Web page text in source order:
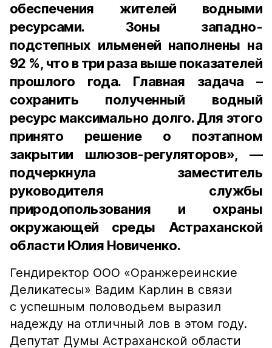
обеспечения жителей водными
ресурсами. Зоны западно-
подстепных ильменей наполнены на
92 %, что в три раза выше показателей
прошлого года. Главная задача –
сохранить полученный водный
ресурс максимально долго. Для этого
принято решение о поэтапном
закрытии шлюзов-регуляторов», —
подчеркнула заместитель
руководителя службы
природопользования и охраны
окружающей среды Астраханской
области Юлия Новиченко.
Гендиректор ООО «Оранжереинские
Деликатесы» Вадим Карлин в связи
с успешным половодьем выразил
надежду на отличный лов в этом году.
Депутат Думы Астраханской области